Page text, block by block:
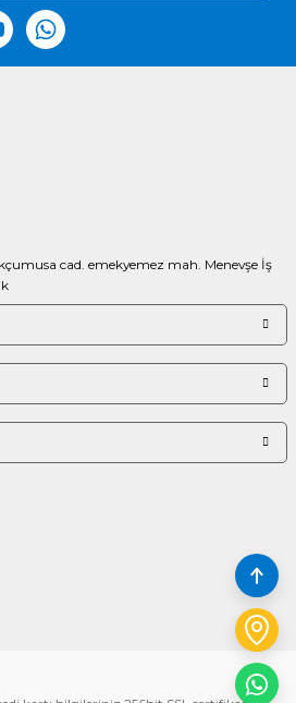
cad. emekyemez mah. Menevşe İş